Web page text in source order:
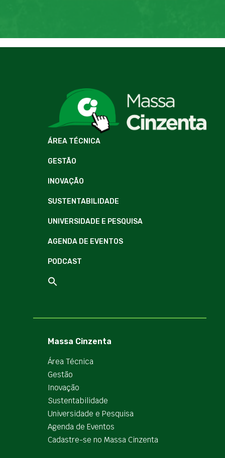
ÁREA TÉCNICA
GESTÃO
INOVAÇÃO
SUSTENTABILIDADE
UNIVERSIDADE E PESQUISA
AGENDA DE EVENTOS
PODCAST
Massa Cinzenta
Área Técnica
Gestão
Inovação
Sustentabilidade
Universidade e Pesquisa
Agenda de Eventos
Cadastre-se no Massa Cinzenta